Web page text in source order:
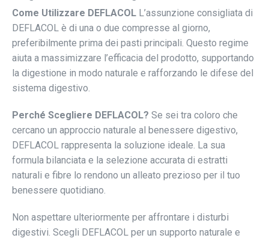
Come Utilizzare DEFLACOL L’assunzione consigliata di
DEFLACOL è di una o due compresse al giorno,
preferibilmente prima dei pasti principali. Questo regime
aiuta a massimizzare l’efficacia del prodotto, supportando
la digestione in modo naturale e rafforzando le difese del
sistema digestivo.
Perché Scegliere DEFLACOL? Se sei tra coloro che
cercano un approccio naturale al benessere digestivo,
DEFLACOL rappresenta la soluzione ideale. La sua
formula bilanciata e la selezione accurata di estratti
naturali e fibre lo rendono un alleato prezioso per il tuo
benessere quotidiano.
Non aspettare ulteriormente per affrontare i disturbi
digestivi. Scegli DEFLACOL per un supporto naturale e